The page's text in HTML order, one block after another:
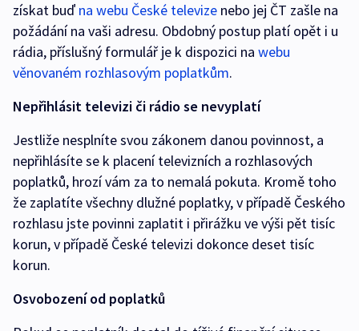
získat buď na webu České televize nebo jej ČT zašle na
požádání na vaši adresu. Obdobný postup platí opět i u
rádia, příslušný formulář je k dispozici na webu
věnovaném rozhlasovým poplatkům.
Nepřihlásit televizi či rádio se nevyplatí
Jestliže nesplníte svou zákonem danou povinnost, a
nepřihlásíte se k placení televizních a rozhlasových
poplatků, hrozí vám za to nemalá pokuta. Kromě toho
že zaplatíte všechny dlužné poplatky, v případě Českého
rozhlasu jste povinni zaplatit i přirážku ve výši pět tisíc
korun, v případě České televizi dokonce deset tisíc
korun.
Osvobození od poplatků